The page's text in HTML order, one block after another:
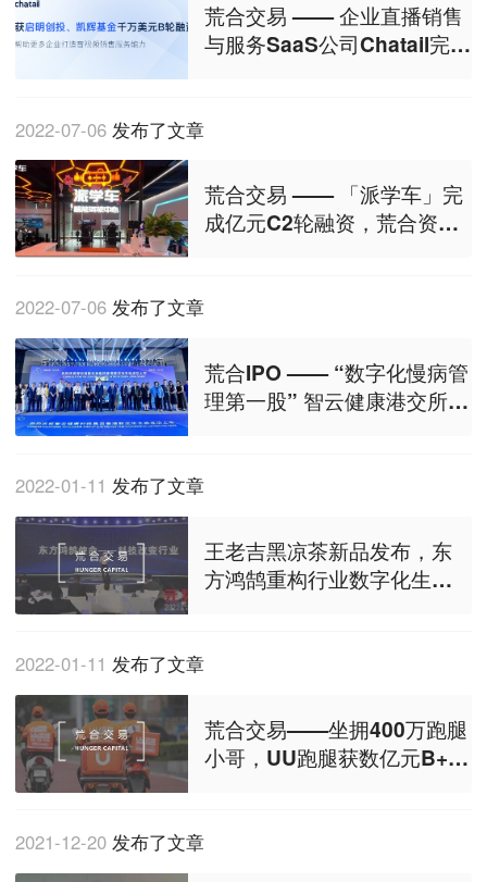
荒合交易 —— 企业直播销售
与服务SaaS公司Chatail完成
2022-07-06 发布了文章
荒合交易 —— 「派学车」完
成亿元C2轮融资，荒合资本
2022-07-06 发布了文章
荒合IPO —— “数字化慢病管
理第一股” 智云健康港交所成
2022-01-11 发布了文章
王老吉黑凉茶新品发布，东
方鸿鹄重构行业数字化生态
2022-01-11 发布了文章
荒合交易——坐拥400万跑腿
小哥，UU跑腿获数亿元B+轮
2021-12-20 发布了文章